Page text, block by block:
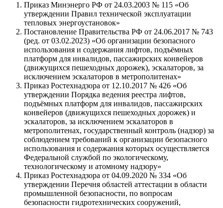
Приказ Минэнерго РФ от 24.03.2003 № 115 «Об
утверждении Правил технической эксплуатации
тепловых энергоустановок»
Постановление Правительства РФ от 24.06.2017 № 743
(ред. от 03.02.2023) «Об организации безопасного
использования и содержания лифтов, подъёмных
платформ для инвалидов, пассажирских конвейеров
(движущихся пешеходных дорожек), эскалаторов, за
исключением эскалаторов в метрополитенах»
Приказ Ростехнадзора от 12.10.2017 № 426 «Об
утверждении Порядка ведения реестра лифтов,
подъёмных платформ для инвалидов, пассажирских
конвейеров (движущихся пешеходных дорожек) и
эскалаторов, за исключением эскалаторов в
метрополитенах, государственный контроль (надзор) за
соблюдением требований к организации безопасного
использования и содержания которых осуществляется
Федеральной службой по экологическому,
технологическому и атомному надзору»
Приказ Ростехнадзора от 04.09.2020 № 334 «Об
утверждении Перечня областей аттестации в области
промышленной безопасности, по вопросам
безопасности гидротехнических сооружений,